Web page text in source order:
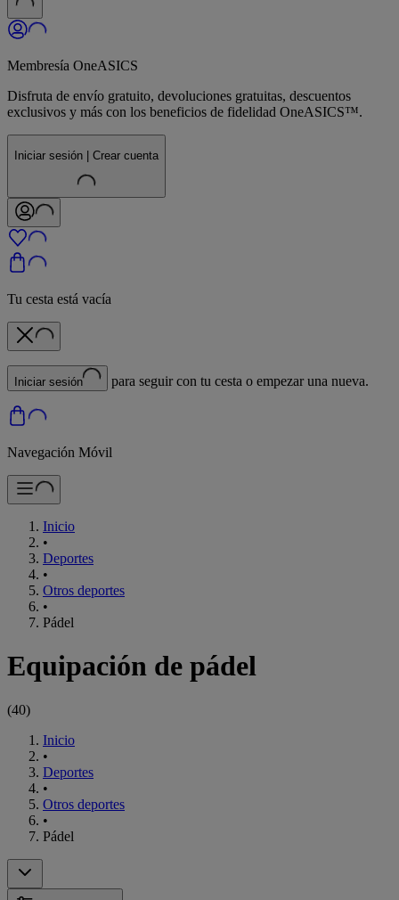
Membresía OneASICS
Disfruta de envío gratuito, devoluciones gratuitas, descuentos
exclusivos y más con los beneficios de fidelidad OneASICS™.
Iniciar sesión | Crear cuenta
Tu cesta está vacía
Iniciar sesión para seguir con tu cesta o empezar una nueva.
Navegación Móvil
Inicio
•
Deportes
•
Otros deportes
•
Pádel
Equipación de pádel
(40)
Inicio
•
Deportes
•
Otros deportes
•
Pádel